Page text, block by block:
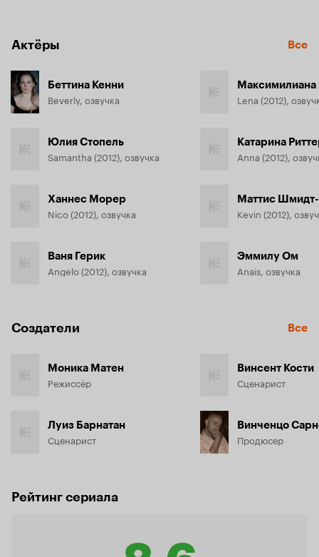
подростков есть секретное ранчо -  известное только им
Актёры Все
Беттина Кенни
Beverly, озвучка
Юлия Стопель
Samantha (2012), озвучка
Ханнес Морер
Nico (2012), озвучка
Ваня Герик
Angelo (2012), озвучка
Максимилиана
Lena (2012),
Катарина
Anna (2012),
Маттис
Kevin (2012),
Эммилу Ом
Anais, озвучка
Создатели Все
Моника Матен
Режиссёр
Луиз Барнатан
Сценарист
Винсент Кости
Сценарист
Винченцо
Продюсер
Рейтинг сериала